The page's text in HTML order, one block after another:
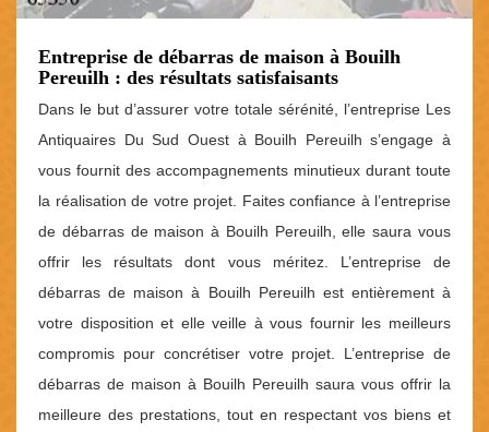
Entreprise de débarras de maison à Bouilh
Pereuilh : des résultats satisfaisants
Dans le but d’assurer votre totale sérénité, l’entreprise Les
Antiquaires Du Sud Ouest à Bouilh Pereuilh s’engage à
vous fournit des accompagnements minutieux durant toute
la réalisation de votre projet. Faites confiance à l’entreprise
de débarras de maison à Bouilh Pereuilh, elle saura vous
offrir les résultats dont vous méritez. L’entreprise de
débarras de maison à Bouilh Pereuilh est entièrement à
votre disposition et elle veille à vous fournir les meilleurs
compromis pour concrétiser votre projet. L’entreprise de
débarras de maison à Bouilh Pereuilh saura vous offrir la
meilleure des prestations, tout en respectant vos biens et